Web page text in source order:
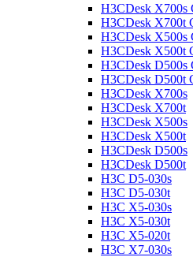
H3CDesk X700s
H3CDesk X700t
H3CDesk X500s
H3CDesk X500t
H3CDesk D500s
H3CDesk D500t
H3CDesk X700s
H3CDesk X700t
H3CDesk X500s
H3CDesk X500t
H3CDesk D500s
H3CDesk D500t
H3C D5-030s
H3C D5-030t
H3C X5-030s
H3C X5-030t
H3C X5-020t
H3C X7-030s